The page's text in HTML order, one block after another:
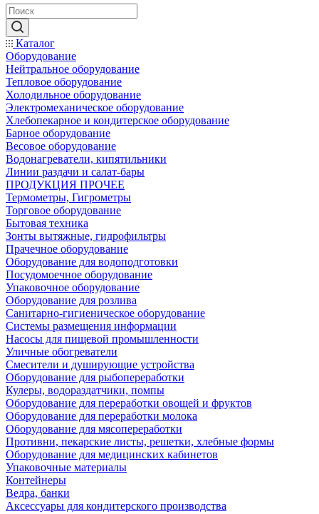
Каталог
Оборудование
Нейтральное оборудование
Тепловое оборудование
Холодильное оборудование
Электромеханическое оборудование
Хлебопекарное и кондитерское оборудование
Барное оборудование
Весовое оборудование
Водонагреватели, кипятильники
Линии раздачи и салат-бары
ПРОДУКЦИЯ ПРОЧЕЕ
Термометры, Гигрометры
Торговое оборудование
Бытовая техника
Зонты вытяжные, гидрофильтры
Прачечное оборудование
Оборудование для водоподготовки
Посудомоечное оборудование
Упаковочное оборудование
Оборудование для розлива
Санитарно-гигиеническое оборудование
Системы размещения информации
Насосы для пищевой промышленности
Уличные обогреватели
Смесители и душирующие устройства
Оборудование для рыбопереработки
Кулеры, водораздатчики, помпы
Оборудование для переработки овощей и фруктов
Оборудование для переработки молока
Оборудование для мясопереработки
Противни, пекарские листы, решетки, хлебные формы
Оборудование для медицинских кабинетов
Упаковочные материалы
Контейнеры
Ведра, банки
Аксессуары для кондитерского производства